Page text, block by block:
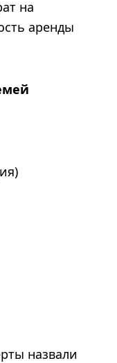
на
аренды
назвали